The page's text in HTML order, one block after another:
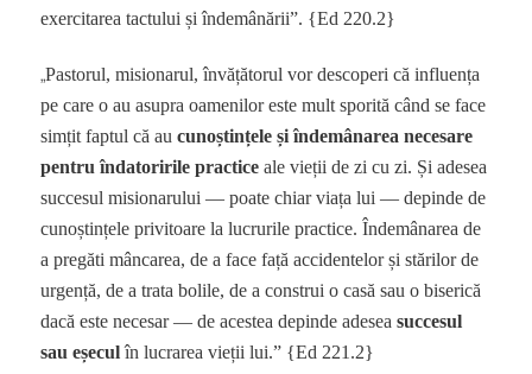
exercitarea tactului și îndemânării”. {Ed 220.2}
„Pastorul, misionarul, învățătorul vor descoperi că influența
pe care o au asupra oamenilor este mult sporită când se face
simțit faptul că aucunoștințele și îndemânarea necesare
pentru îndatoririle practice ale vieții de zi cu zi. Și adesea
succesul misionarului — poate chiar viața lui — depinde de
cunoștințele privitoare la lucrurile practice. Îndemânarea de
a pregăti mâncarea, de a face față accidentelor și stărilor de
urgență, de a trata bolile, de a construi o casă sau o biserică
dacă este necesar — de acestea depinde adeseasuccesul
sau eșeculîn lucrarea vieții lui.” {Ed 221.2}